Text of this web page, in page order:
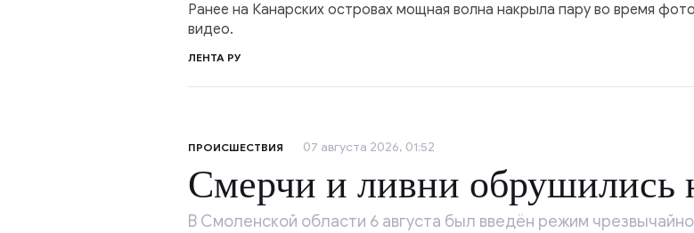
Ранее на Канарских островах мощная волна накрыла пару во время
видео.
ЛЕНТА РУ
ПРОИСШЕСТВИЯ 07 августа 2026, 01:52
Смерчи и ливни обрушились
В Смоленской области 6 августа был введён режим